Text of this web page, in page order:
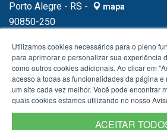
Porto Alegre - RS -
mapa
90850-250
Utilizamos cookies necessários para o pleno
para aprimorar e personalizar sua experiência
como outros cookies adicionais. Ao clicar em
acesso a todas as funcionalidades da página
um site cada vez melhor. Você pode encontrar
quais cookies estamos utilizando no nosso
ACEITAR